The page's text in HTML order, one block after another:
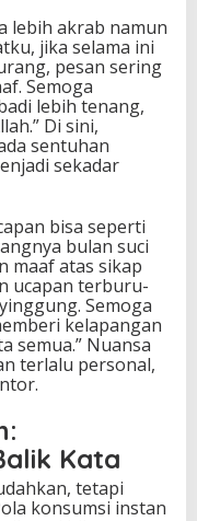
lebih akrab namun
jika selama ini
pesan sering
Semoga
lebih tenang,
Di sini,
sentuhan
sekadar
bisa seperti
bulan suci
maaf atas sikap
ucapan terburu-
Semoga
kelapangan
semua.” Nuansa
terlalu personal,
Kata
tetapi
konsumsi instan